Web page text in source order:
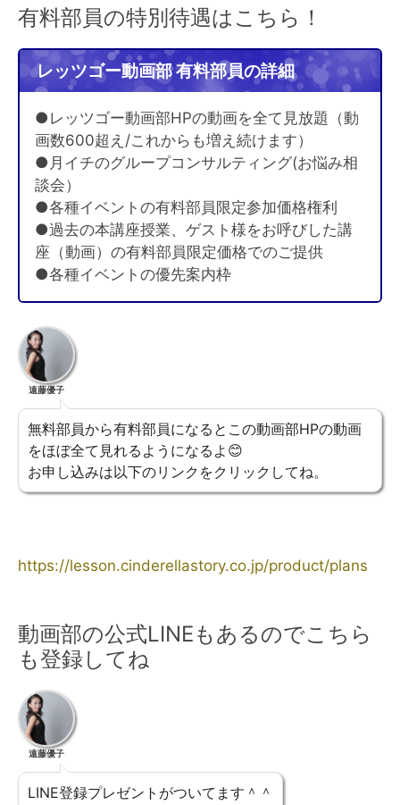
有料部員の特別待遇はこちら！
レッツゴー動画部 有料部員の詳細
●レッツゴー動画部HPの動画を全て見放題（動
画数600超え/これからも増え続けます）
●月イチのグループコンサルティング(お悩み相
談会）
●各種イベントの有料部員限定参加価格権利
●過去の本講座授業、ゲスト様をお呼びした講
座（動画）の有料部員限定価格でのご提供
●各種イベントの優先案内枠
遠藤優子
無料部員から有料部員になるとこの動画部HPの動画
をほぼ全て見れるようになるよ😊
お申し込みは以下のリンクをクリックしてね。
https://lesson.cinderellastory.co.jp/product/plans
動画部の公式LINEもあるのでこちら
も登録してね
遠藤優子
LINE登録プレゼントがついてます＾＾